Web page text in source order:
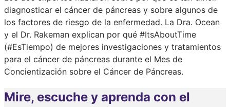
diagnosticar el cáncer de páncreas y sobre algunos de
los factores de riesgo de la enfermedad. La Dra. Ocean
y el Dr. Rakeman explican por qué #ItsAboutTime
(#EsTiempo) de mejores investigaciones y tratamientos
para el cáncer de páncreas durante el Mes de
Concientización sobre el Cáncer de Páncreas.
Mire, escuche y aprenda con el